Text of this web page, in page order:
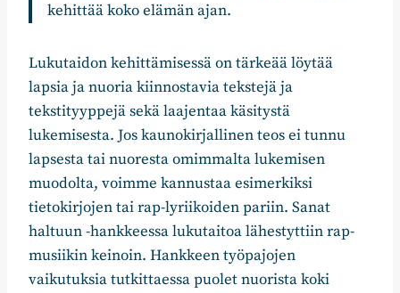
kehittää koko elämän ajan.
Lukutaidon kehittämisessä on tärkeää löytää
lapsia ja nuoria kiinnostavia tekstejä ja
tekstityyppejä sekä laajentaa käsitystä
lukemisesta. Jos kaunokirjallinen teos ei tunnu
lapsesta tai nuoresta omimmalta lukemisen
muodolta, voimme kannustaa esimerkiksi
tietokirjojen tai rap-lyriikoiden pariin. Sanat
haltuun -hankkeessa lukutaitoa lähestyttiin rap-
musiikin keinoin. Hankkeen työpajojen
vaikutuksia tutkittaessa puolet nuorista koki